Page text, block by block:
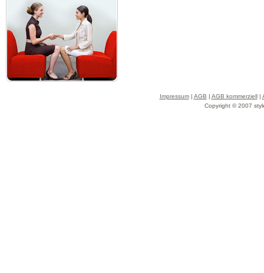
Impressum| AGB | AGB kommerziell|
Copyright © 2007